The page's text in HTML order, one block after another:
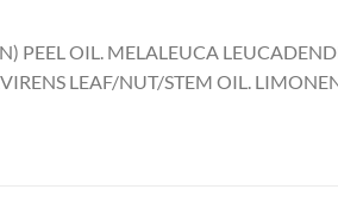
PEEL OIL. MELALEUCA
LEAF/NUT/STEM OIL.